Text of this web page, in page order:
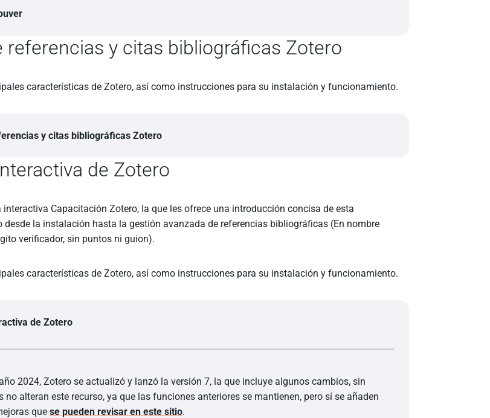
referencias y citas bibliográficas Zotero
características de Zotero, así como instrucciones para su instalación y funcionamiento.
y citas bibliográficas Zotero
de Zotero
interactiva Capacitación Zotero, la que les ofrece una introducción concisa de esta
desde la instalación hasta la gestión avanzada de referencias bibliográficas (En nombre
verificador, sin puntos ni guion).
características de Zotero, así como instrucciones para su instalación y funcionamiento.
de Zotero
2024, Zotero se actualizó y lanzó la versión 7, la que incluye algunos cambios, sin
no alteran este recurso, ya que las funciones anteriores se mantienen, pero sí se añaden
quese pueden revisar en este sitio.